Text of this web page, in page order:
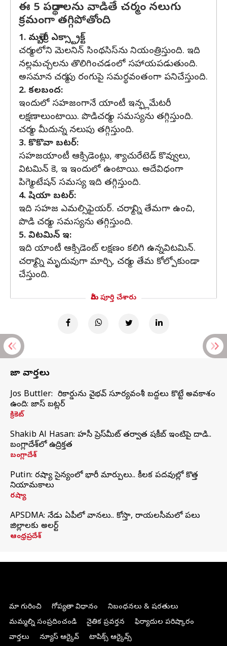
ఈ 5 పదార్థాలను వాడితే చర్మం నలుగు
క్రమంగా తగ్గిపోతోంది
1. మల్బెర్రీ ఎక్స్ట్రాక్ట్
చర్మంలోని మెలనిన్ సింథసిస్‌ను నియంత్రిస్తుంది. ఇది
నల్లమచ్చలను తొలిగించడంలో సహాయపడుతుంది.
అసమాన చర్మపు రంగుపై సమర్థవంతంగా పనిచేస్తుంది.
2. కలబంద:
ఇందులో సహజంగానే యాంటీ ఇన్ఫ్లమేటరీ
లక్షణాలుంటాయి. పొడిచర్మం సమస్యను తగ్గిస్తుంది.
చర్మం మీదున్న నలుపు తగ్గిస్తుంది.
3. కొకొవా బటర్:
సహజయాంటీ ఆక్సిడెంట్లు, శ్యాచురేటెడ్ కొవ్వులు,
విటమిన్ కె, ఇ ఇందులో ఉంటాయి. అదేవిధంగా
పిగ్మెంటేషన్ సమస్య ఇది తగ్గిస్తుంది.
4. షియా బటర్:
ఇది సహజ ఎమల్సిఫైయర్. చర్మాన్ని తేమగా ఉంచి,
పొడి చర్మం సమస్యను తగ్గిస్తుంది.
5. విటమిన్ ఇ:
ఇది యాంటీ ఆక్సిడెంట్ లక్షణం కలిగి ఉన్నవిటమిన్.
చర్మాన్ని మృదువుగా మార్చి, చర్మం తేమ కోల్పోకుండా
చేస్తుంది.
మీరు పూర్తి చేశారు
తాజా వార్తలు
Jos Buttler: నా రికార్డును వైభవ్ సూర్యవంశీ బద్దలు కొట్టే అవకాశం
ఉంది: జాస్ బట్లర్
క్రికెట్
Shakib Al Hasan: హసీనా ప్రెస్‌మీట్‌ తర్వాత షకీబ్‌ ఇంటిపై దాడి..
బంగ్లాదేశ్‌లో ఉద్రిక్తత
బంగ్లాదేశ్
Putin: రష్యా సైన్యంలో భారీ మార్పులు.. కీలక పదవుల్లో కొత్త
నియామకాలు
రష్యా
APSDMA: నేడు ఏపీలో వానలు.. కోస్తా, రాయలసీమలో పలు
జిల్లాలకు అలర్ట్
ఆంధ్రప్రదేశ్
మా గురించి గోప్యతా విధానం
నిబంధనలు & షరతులు
మమ్మల్ని సంప్రదించండి
నైతిక ప్రవర్తన
ఫిర్యాదుల పరిష్కారం
వార్తలు
న్యూస్ ఆర్కైవ్ టాపిక్స్ ఆర్కైవ్స్